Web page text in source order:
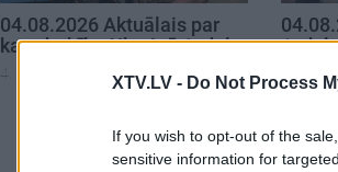
XTV.LV - Do Not Process
If you wish to opt-out of the
sensitive information for
04.08.2026 Aktuālais par
karadarbību Ukrainā 1. daļa
4. augusts
1.
4.